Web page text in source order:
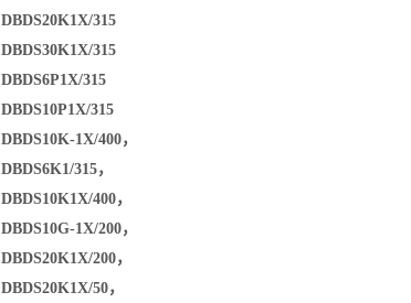
DBDS20K1X/315
DBDS30K1X/315
DBDS6P1X/315
DBDS10P1X/315
DBDS10K-1X/400，
DBDS6K1/315，
DBDS10K1X/400，
DBDS10G-1X/200，
DBDS20K1X/200，
DBDS20K1X/50，